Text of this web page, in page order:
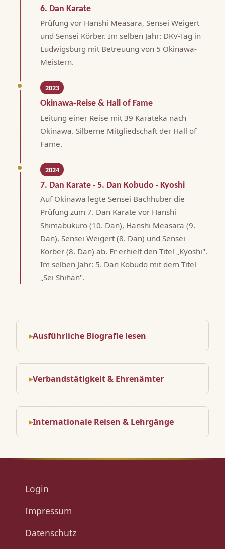
6. Dan Karate
Prüfung vor Hanshi Measara, Sensei Weigert
und Sensei Körber. Im selben Jahr: DKV-Tag in
Ludwigsburg mit Betreuung von 5 Okinawa-
Meistern.
2023
Okinawa-Reise & Hall of Fame
Leitung einer Reise mit 39 Karateka nach
Okinawa. Silberne Mitgliedschaft der Hall of
Fame.
2024
7. Dan Karate · 5. Dan Kobudo · Kyoshi
Auf Okinawa legte Sensei Bachhuber die
Prüfung zum 7. Dan Karate vor Hanshi
Shimabukuro (10. Dan), Hanshi Measara (9.
Dan), Sensei Weigert (8. Dan) und Sensei
Körber (8. Dan) ab. Er erhielt den Titel „Kyoshi".
Im selben Jahr: 5. Dan Kobudo mit dem Titel
„Sei Shihan".
Ausführliche Biografie lesen
Verbandstätigkeit & Ehrenämter
Internationale Reisen & Lehrgänge
Login
Impressum
Datenschutz